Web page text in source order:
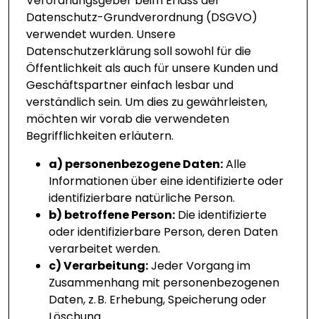
Datenschutz-Grundverordnung (DSGVO)
verwendet wurden. Unsere
Datenschutzerklärung soll sowohl für die
Öffentlichkeit als auch für unsere Kunden und
Geschäftspartner einfach lesbar und
verständlich sein. Um dies zu gewährleisten,
möchten wir vorab die verwendeten
Begrifflichkeiten erläutern.
a) personenbezogene Daten:Alle
Informationen über eine identifizierte oder
identifizierbare natürliche Person.
b) betroffene Person: Die identifizierte
oder identifizierbare Person, deren Daten
verarbeitet werden.
c) Verarbeitung:Jeder Vorgang im
Zusammenhang mit personenbezogenen
Daten, z. B. Erhebung, Speicherung oder